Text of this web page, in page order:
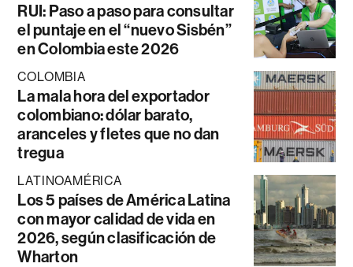
RUI: Paso a paso para consultar
el puntaje en el “nuevo Sisbén”
en Colombia este 2026
COLOMBIA
La mala hora del exportador
colombiano: dólar barato,
aranceles y fletes que no dan
tregua
LATINOAMÉRICA
Los 5 países de América Latina
con mayor calidad de vida en
2026, según clasificación de
Wharton